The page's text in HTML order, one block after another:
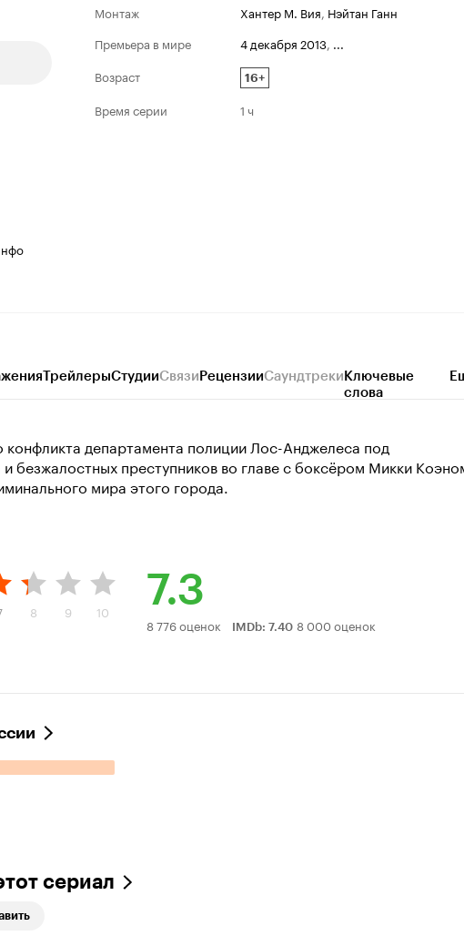
Монтаж
Хантер М. Вия, Нэйтан Ганн
Премьера в мире
4 декабря 2013, ...
Возраст
16+
Время серии 1 ч
ТрейлерыСтудииСвязиРецензииСаундтрекиКлючевые
слова
конфликта департамента полиции Лос-Анджелеса под
безжалостных преступников во главе с боксёром Микки
мира этого города.
8 9 10
7.3
Рейтинг
8 776 оценок IMDb: 7.40 8 000 оценок
сериал